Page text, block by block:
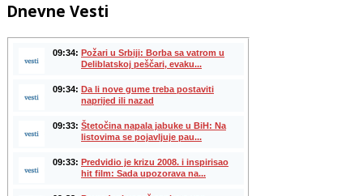
Dnevne Vesti